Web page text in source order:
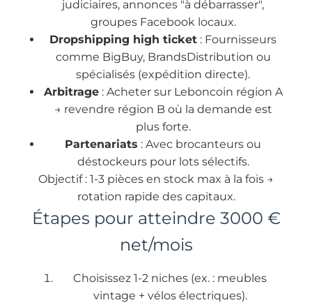
judiciaires, annonces "à débarrasser",
groupes Facebook locaux.
Dropshipping high ticket : Fournisseurs
comme BigBuy, BrandsDistribution ou
spécialisés (expédition directe).
Arbitrage: Acheter sur Leboncoin région A
→ revendre région B où la demande est
plus forte.
Partenariats : Avec brocanteurs ou
déstockeurs pour lots sélectifs.
Objectif : 1-3 pièces en stock max à la fois →
rotation rapide des capitaux.
Étapes pour atteindre 3000 €
net/mois
Choisissez 1-2 niches (ex. : meubles
vintage + vélos électriques).